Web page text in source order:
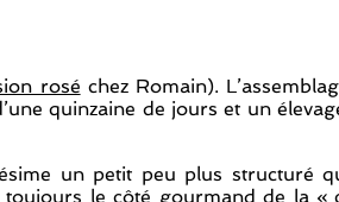
rosé chez Romain).
quinzaine de jours et un
un petit peu plus structuré
le côté gourmand de la